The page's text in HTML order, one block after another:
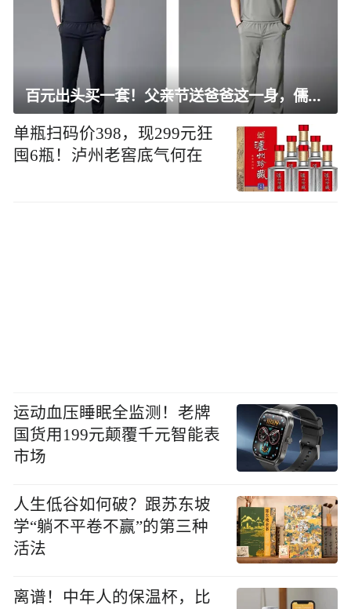
百元出头买一套！父亲节送爸爸这一身，儒雅有型还凉爽
单瓶扫码价398，现299元狂
囤6瓶！泸州老窖底气何在
运动血压睡眠全监测！老牌
国货用199元颠覆千元智能表
市场
人生低谷如何破？跟苏东坡
学“躺不平卷不赢”的第三种
活法
离谱！中年人的保温杯，比